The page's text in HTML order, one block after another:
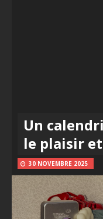
Un
le plaisir
30 NOVEMBRE 2025